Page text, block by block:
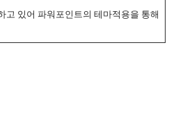
고 있어 파워포인트의 테마적용을 통해